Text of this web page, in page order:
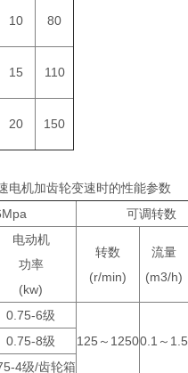
10
80
15
110
20
150
速电机加齿轮变速时的性能参数
可调转数
电动机
功率
(kw)
转数
(r/min)
流量
(m3/h)
0.75-6级
125～12500.1～1.5
0.75-8级
4级/齿轮箱